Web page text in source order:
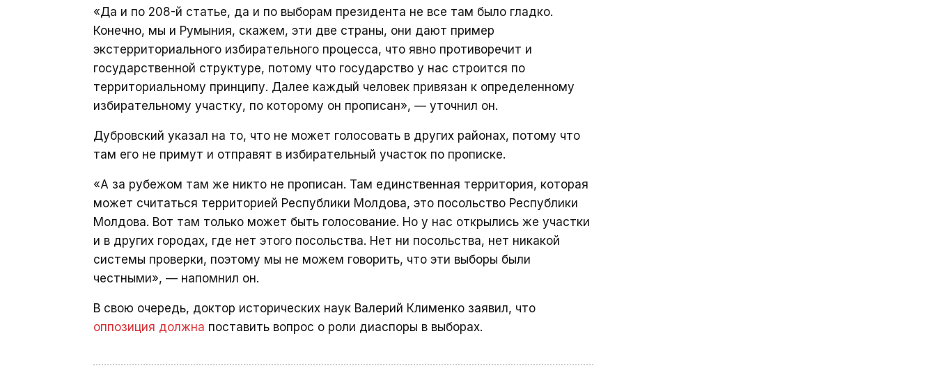
«Да и по 208-й статье, да и по выборам президента не все там было гладко.
Конечно, мы и Румыния, скажем, эти две страны, они дают пример
экстерриториального избирательного процесса, что явно противоречит и
государственной структуре, потому что государство у нас строится по
территориальному принципу. Далее каждый человек привязан к определенному
избирательному участку, по которому он прописан», — уточнил он.
Дубровский указал на то, что не может голосовать в других районах, потому что
там его не примут и отправят в избирательный участок по прописке.
«А за рубежом там же никто не прописан. Там единственная территория, которая
может считаться территорией Республики Молдова, это посольство Республики
Молдова. Вот там только может быть голосование. Но у нас открылись же участки
и в других городах, где нет этого посольства. Нет ни посольства, нет никакой
системы проверки, поэтому мы не можем говорить, что эти выборы были
честными», — напомнил он.
В свою очередь, доктор исторических наук Валерий Клименко заявил, что
оппозиция должна поставить вопрос о роли диаспоры в выборах.